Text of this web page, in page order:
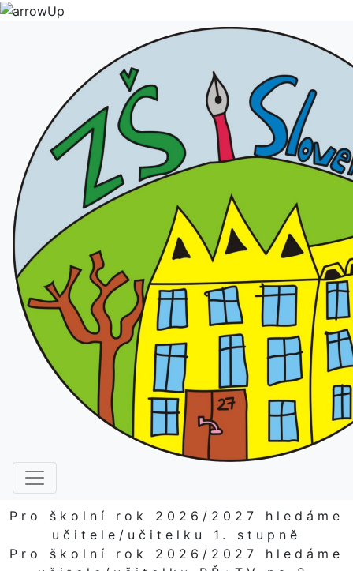
Pro školní rok 2026/2027 hledáme
učitele/učitelku 1. stupně
Pro školní rok 2026/2027 hledáme